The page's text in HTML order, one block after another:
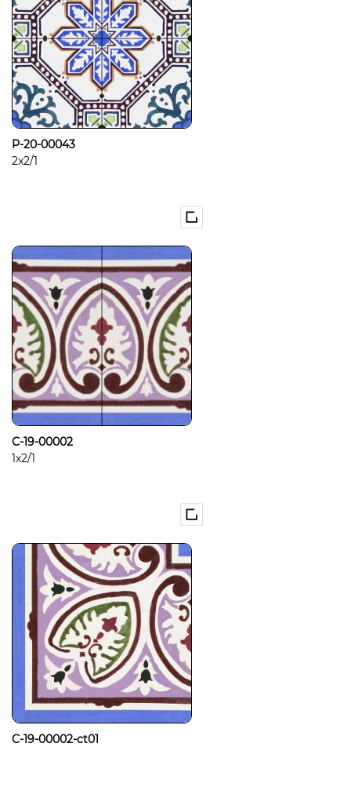
P-20-00043
2x2/1
C-19-00002
1x2/1
C-19-00002-ct01